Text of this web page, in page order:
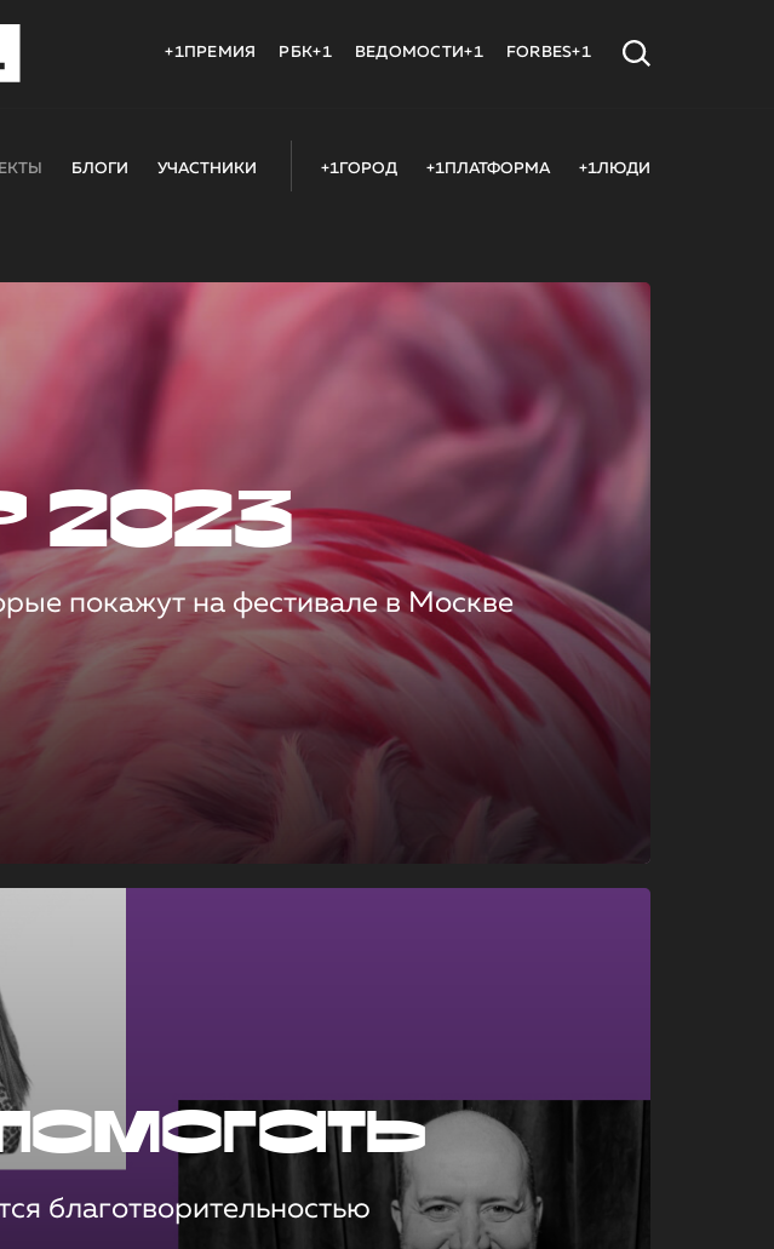
+1ПРЕМИЯ РБК+1 ВЕДОМОСТИ+1 FORBES+1
БЛОГИ УЧАСТНИКИ +1ГОРОД +1ПЛАТФОРМА +1ЛЮДИ
2023
покажут на фестивале в Москве
благотворительностью